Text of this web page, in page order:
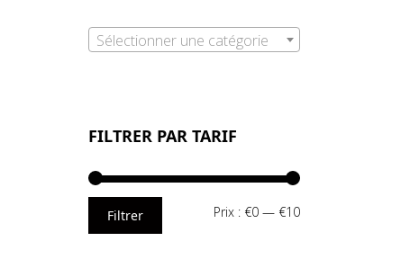
Sélectionner une catégorie
FILTRER PAR TARIF
Prix
Prix
Filtrer Prix : €0 — €10